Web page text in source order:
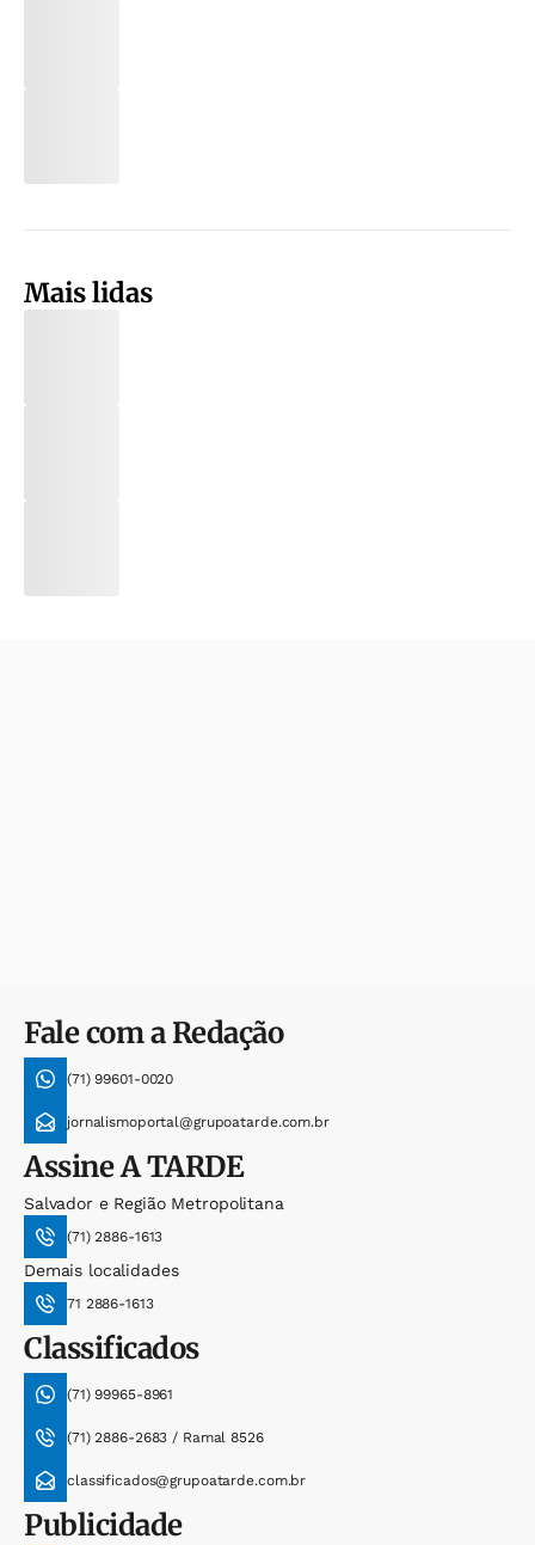
Mais lidas
Fale com a Redação
(71) 99601-0020
jornalismoportal@grupoatarde.com.br
AssineA TARDE
Salvador e Região Metropolitana
(71) 2886-1613
Demais localidades
71 2886-1613
Classificados
(71) 99965-8961
(71) 2886-2683 / Ramal 8526
classificados@grupoatarde.com.br
Publicidade